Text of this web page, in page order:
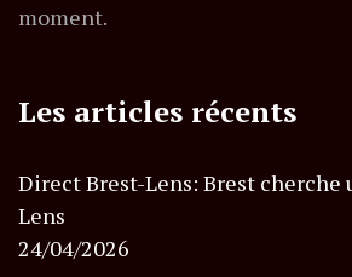
moment.
Les articles récents
Direct Brest-Lens: Brest cherche
Lens
24/04/2026